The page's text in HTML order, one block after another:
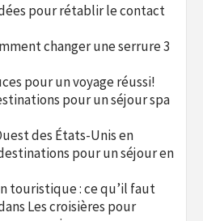
pour rétablir le contact
changer une serrure 3
pour un voyage réussi!
pour un séjour spa
des États-Unis en
pour un séjour en
touristique : ce qu’il faut
Les croisières pour